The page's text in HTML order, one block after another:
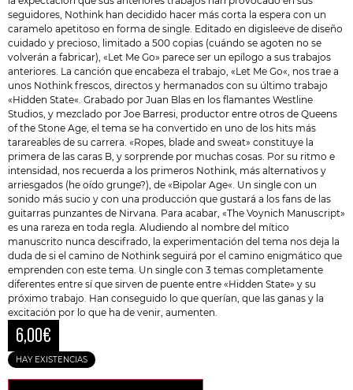
seguidores, Nothink han decidido hacer más corta la espera con un
caramelo apetitoso en forma de single. Editado en digisleeve de diseño
cuidado y precioso, limitado a 500 copias (cuándo se agoten no se
volverán a fabricar), «Let Me Go» parece ser un epílogo a sus trabajos
anteriores. La canción que encabeza el trabajo, «Let Me Go«, nos trae a
unos Nothink frescos, directos y hermanados con su último trabajo
«Hidden State«. Grabado por Juan Blas en los flamantes Westline
Studios, y mezclado por Joe Barresi, productor entre otros de Queens
of the Stone Age, el tema se ha convertido en uno de los hits más
tarareables de su carrera. «Ropes, blade and sweat» constituye la
primera de las caras B, y sorprende por muchas cosas. Por su ritmo e
intensidad, nos recuerda a los primeros Nothink, más alternativos y
arriesgados (he oído grunge?), de «Bipolar Age«. Un single con un
sonido más sucio y con una producción que gustará a los fans de las
guitarras punzantes de Nirvana. Para acabar, «The Voynich Manuscript»
es una rareza en toda regla. Aludiendo al nombre del mítico
manuscrito nunca descifrado, la experimentación del tema nos deja la
duda de si el camino de Nothink seguirá por el camino enigmático que
emprenden con este tema. Un single con 3 temas completamente
diferentes entre sí que sirven de puente entre «Hidden State» y su
próximo trabajo. Han conseguido lo que querían, que las ganas y la
excitación por lo que ha de venir, aumenten.
6,00€
HAY EXISTENCIAS